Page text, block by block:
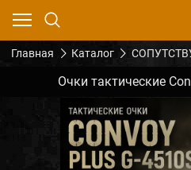
Главная Каталог
Очки тактические